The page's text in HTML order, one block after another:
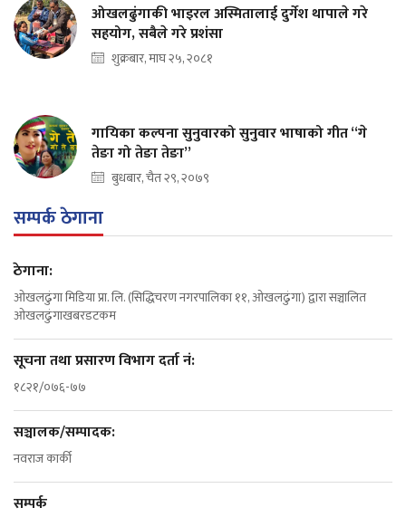
ओखलढुंगाकी भाइरल अस्मितालाई दुर्गेश थापाले गरे
सहयोग, सबैले गरे प्रशंसा
शुक्रबार, माघ २५, २०८१
गायिका कल्पना सुनुवारको सुनुवार भाषाको गीत “गे
तेङा गो तेङा तेङा”
बुधबार, चैत २९, २०७९
सम्पर्क ठेगाना
ठेगाना:
ओखलढुंगा मिडिया प्रा. लि. (सिद्धिचरण नगरपालिका ११, ओखलढुंगा) द्वारा सञ्चालित
ओखलढुंगाखबरडटकम
सूचना तथा प्रसारण विभाग दर्ता नं:
१८२१/०७६-७७
सञ्चालक/सम्पादक:
नवराज कार्की
सम्पर्क